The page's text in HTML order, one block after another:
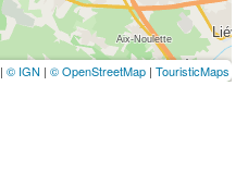
| © IGN | © OpenStreetMap | TouristicMaps